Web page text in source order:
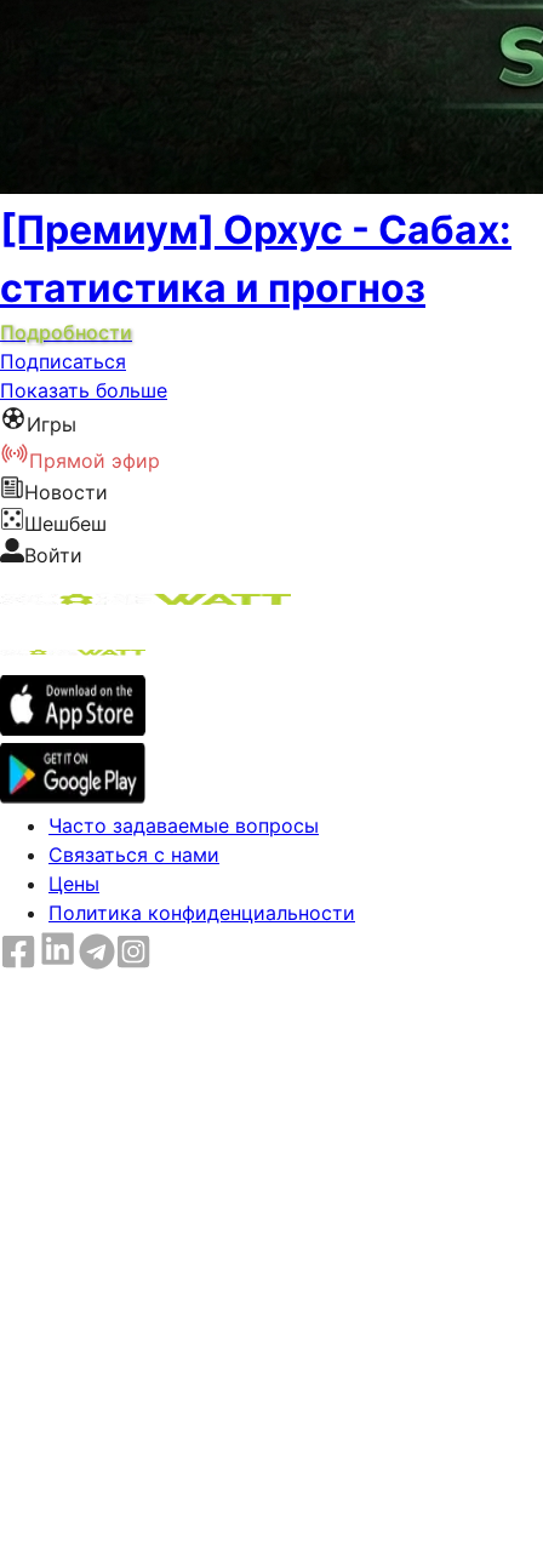
[Премиум] Орхус - Сабах:
статистика и прогноз
Подробности
Подписаться
Показать больше
Игры
Прямой эфир
Новости
Шешбеш
Войти
Часто задаваемые вопросы
Связаться с нами
Цены
Политика конфиденциальности